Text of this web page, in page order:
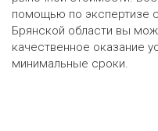
помощью по экспертизе
Брянской области вы
качественное оказание
минимальные сроки.